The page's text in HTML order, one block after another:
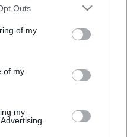
uses one or more Google
You may click to
its third-party tags to
purposes in below Google
Outs
of my
of my
my
Stern Band
Cobham, Miles Davis, a
a Yellowjackets és
és formáció virtuóz
Mike Sternt nem